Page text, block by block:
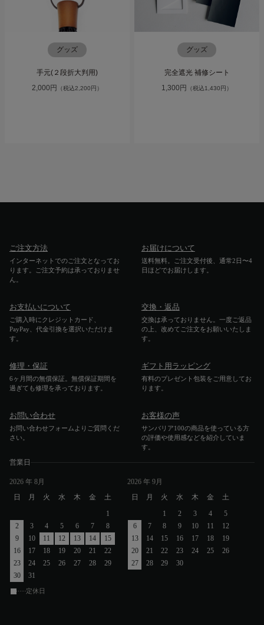
グッズ
手元(２段折大判用)
2,000円
（税込2,200円）
グッズ
完全遮光 補修シート
1,300円
（税込1,430円）
ご注文方法
インターネットでのご注文となってお
ります。ご注文予約は承っておりませ
ん。
お届けについて
送料無料。ご注文受付後、通常2日〜4
日ほどでお届けします。
お支払いについて
ご購入時にクレジットカード、
PayPay、代金引換を選択いただけま
す。
交換・返品
交換は承っておりません。一度ご返品
の上、改めてご注文をお願いいたしま
す。
修理・保証
6ヶ月間の無償保証。無償保証期間を
過ぎても修理を承っております。
ギフト用ラッピング
有料のプレゼント包装をご用意してお
ります。
お問い合わせ
お問い合わせフォームよりご質問くだ
さい。
お客様の声
サンバリア100の商品を使っている方
の評価や使用感などを紹介していま
す。
営業日
2026 年 8月
日
月 火 水 木 金
土
1
2
3 4 5 6 7
8
9
10 11 12 13 14
15
16
17 18 19 20 21
22
23
24 25 26 27 28
29
30
31
2026 年 9月
日
月 火 水 木 金
土
1
2 3 4
5
6
7 8 9 10 11
12
13
14 15 16 17 18
19
20
21 22 23 24 25
26
27
28 29 30
定休日